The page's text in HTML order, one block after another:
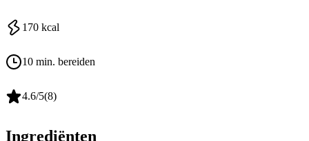
170 kcal
10 min. bereiden
4.6/5(8)
Ingrediënten